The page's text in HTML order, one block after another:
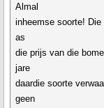
Almal
inheemse soorte!
as
die prijs van die
jare
daardie soorte
geen